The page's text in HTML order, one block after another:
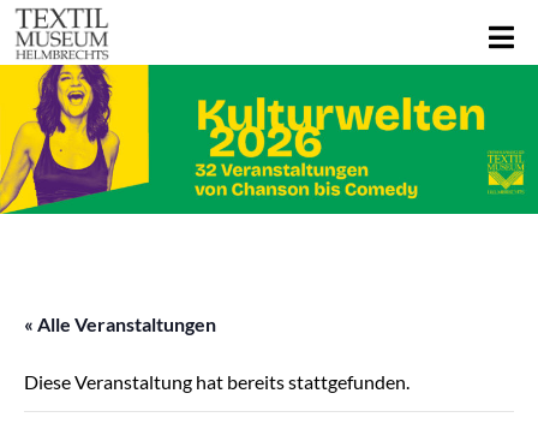
« Alle Veranstaltungen
Diese Veranstaltung hat bereits stattgefunden.